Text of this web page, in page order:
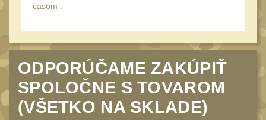
.40 .41
.44 .45
.357 .38 (9mm)
1911
Náradie a nástroje
AR1519
časom .
ODPORÚČAME ZAKÚPIŤ
SPOLOČNE S TOVAROM
(VŠETKO NA SKLADE)